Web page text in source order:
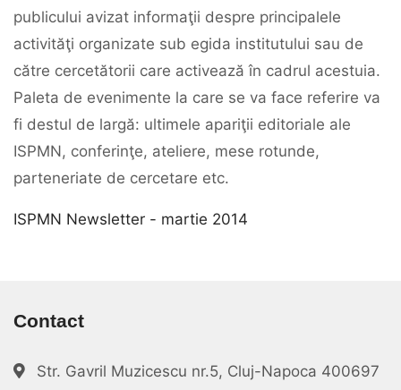
publicului avizat informaţii despre principalele
activităţi organizate sub egida institutului sau de
către cercetătorii care activează în cadrul acestuia.
Paleta de evenimente la care se va face referire va
fi destul de largă: ultimele apariţii editoriale ale
ISPMN, conferinţe, ateliere, mese rotunde,
parteneriate de cercetare etc.
ISPMN Newsletter - martie 2014
Contact
Str. Gavril Muzicescu nr.5, Cluj-Napoca 400697